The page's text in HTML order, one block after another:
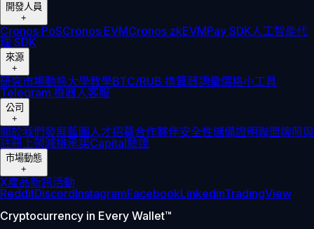
開發人員
+
Cronos PoSCronos EVMCronos zkEVMPay SDK人工智能代
理 SDK
來源
+
研究市場動態大學教學BTC/RUB 換算器詞彙價格小工具
Telegram 機器人客服
公司
+
關於我們發展藍圖人才招募合作夥伴安全性儲備證明聯盟牌照與
註冊 上架減排承諾Capital驗證
市場動態
+
X產品新訊活動
RedditDiscordInstagramFacebookLinkedinTradingView
Cryptocurrency in Every Wallet™